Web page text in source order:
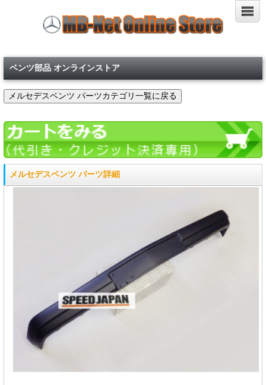
ベンツ部品 オンラインストア
メルセデスベンツ パーツ詳細